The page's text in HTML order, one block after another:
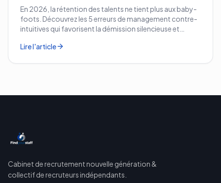
En 2026, la rétention des talents ne tient plus aux baby-
foots. Découvrez les 5 erreurs de management contre-
intuitives qui favorisent la démission silencieuse et
Lire l'article
Cabinet de recrutement nouvelle génération &
collectif de recruteurs indépendants.